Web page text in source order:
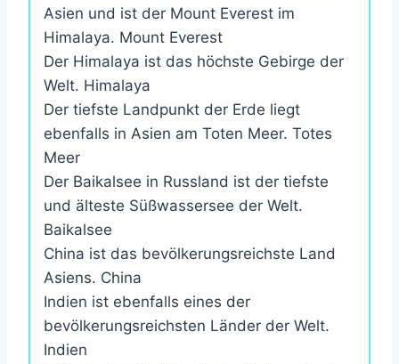
Asien und ist der Mount Everest im
Himalaya. Mount Everest
Der Himalaya ist das höchste Gebirge der
Welt. Himalaya
Der tiefste Landpunkt der Erde liegt
ebenfalls in Asien am Toten Meer. Totes
Meer
Der Baikalsee in Russland ist der tiefste
und älteste Süßwassersee der Welt.
Baikalsee
China ist das bevölkerungsreichste Land
Asiens. China
Indien ist ebenfalls eines der
bevölkerungsreichsten Länder der Welt.
Indien